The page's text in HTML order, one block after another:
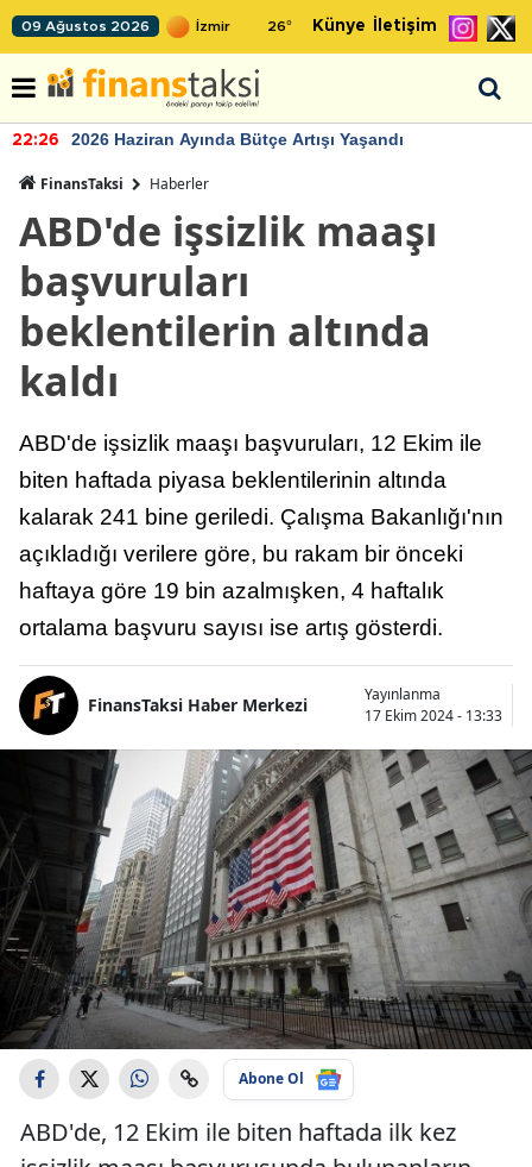
09 Ağustos 2026 26° Künye İletişim
22:26 2026 Haziran Ayında Bütçe Artışı Yaşandı
FinansTaksi Haberler
ABD'de işsizlik maaşı
başvuruları
beklentilerin altında
kaldı
ABD'de işsizlik maaşı başvuruları, 12 Ekim ile
biten haftada piyasa beklentilerinin altında
kalarak 241 bine geriledi. Çalışma Bakanlığı'nın
açıkladığı verilere göre, bu rakam bir önceki
haftaya göre 19 bin azalmışken, 4 haftalık
ortalama başvuru sayısı ise artış gösterdi.
FinansTaksi Haber Merkezi
Yayınlanma
17 Ekim 2024 - 13:33
Abone Ol
ABD'de, 12 Ekim ile biten haftada ilk kez